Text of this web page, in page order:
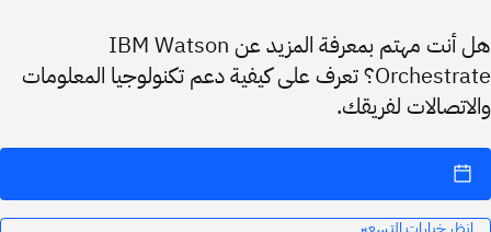
هل أنت مهتم بمعرفة المزيد عن IBM Watson
Orchestrate؟ تعرف على كيفية دعم تكنولوجيا المعلومات
والاتصالات لفريقك.